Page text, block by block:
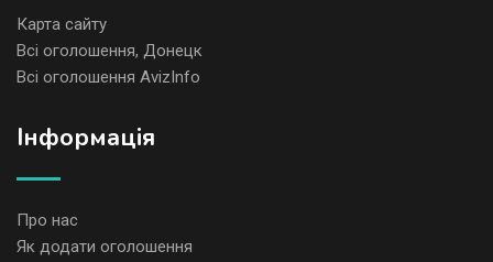
Карта сайту
Всі оголошення, Донецк
Всі оголошення AvizInfo
Iнформація
Про нас
Як додати оголошення